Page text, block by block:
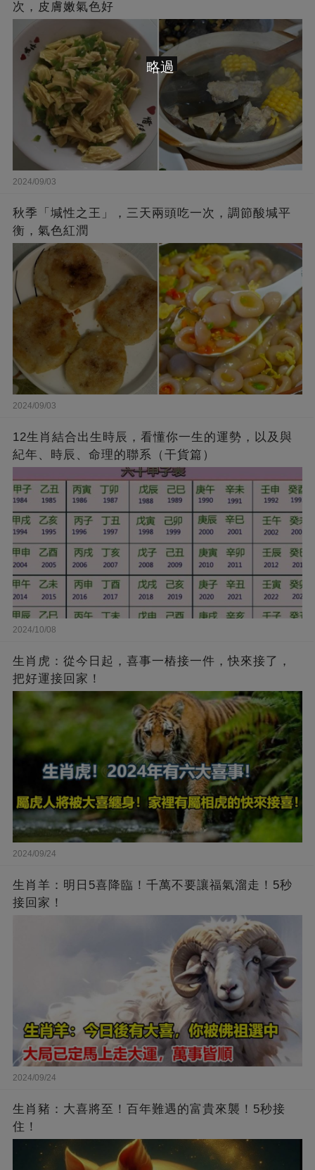
次，皮膚嫩氣色好
2024/09/03
秋季「堿性之王」，三天兩頭吃一次，調節酸堿平
衡，氣色紅潤
2024/09/03
12生肖結合出生時辰，看懂你一生的運勢，以及與
紀年、時辰、命理的聯系（干貨篇）
2024/10/08
生肖虎：從今日起，喜事一樁接一件，快來接了，
把好運接回家！
2024/09/24
生肖羊：明日5喜降臨！千萬不要讓福氣溜走！5秒
接回家！
2024/09/24
生肖豬：大喜將至！百年難遇的富貴來襲！5秒接
住！
略過